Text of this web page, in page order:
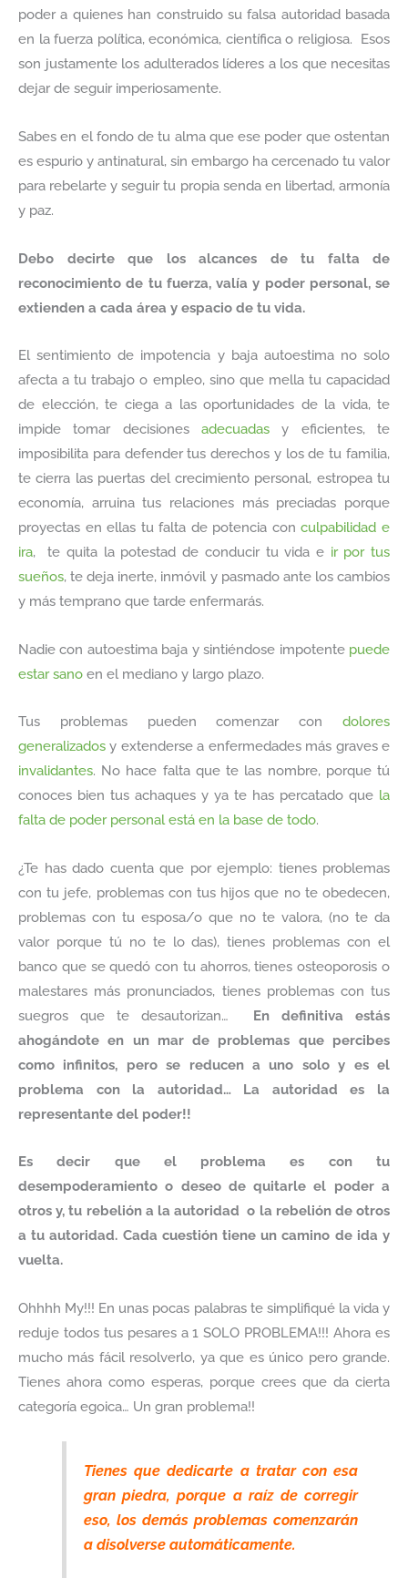
poder a quienes han construido su falsa autoridad basada
en la fuerza política, económica, científica o religiosa. Esos
son justamente los adulterados líderes a los que necesitas
dejar de seguir imperiosamente.
Sabes en el fondo de tu alma que ese poder que ostentan
es espurio y antinatural, sin embargo ha cercenado tu valor
para rebelarte y seguir tu propia senda en libertad, armonía
y paz.
Debo decirte que los alcances de tu falta de
reconocimiento de tu fuerza, valía y poder personal, se
extienden a cada área y espacio de tu vida.
El sentimiento de impotencia y baja autoestima no solo
afecta a tu trabajo o empleo, sino que mella tu capacidad
de elección, te ciega a las oportunidades de la vida, te
impide tomar decisiones adecuadas y eficientes, te
imposibilita para defender tus derechos y los de tu familia,
te cierra las puertas del crecimiento personal, estropea tu
economía, arruina tus relaciones más preciadas porque
proyectas en ellas tu falta de potencia conculpabilidad e
ira, te quita la potestad de conducir tu vida e ir por tus
sueños, te deja inerte, inmóvil y pasmado ante los cambios
y más temprano que tarde enfermarás.
Nadie con autoestima baja y sintiéndose impotente puede
estar sano en el mediano y largo plazo.
Tus problemas pueden comenzar con dolores
generalizados y extenderse a enfermedades más graves e
invalidantes. No hace falta que te las nombre, porque tú
conoces bien tus achaques y ya te has percatado que la
falta de poder personal está en la base de todo.
¿Te has dado cuenta que por ejemplo: tienes problemas
con tu jefe, problemas con tus hijos que no te obedecen,
problemas con tu esposa/o que no te valora, (no te da
valor porque tú no te lo das), tienes problemas con el
banco que se quedó con tu ahorros, tienes osteoporosis o
malestares más pronunciados, tienes problemas con tus
suegros que te desautorizan… En definitiva estás
ahogándote en un mar de problemas que percibes
como infinitos, pero se reducen a uno solo y es el
problema con la autoridad… La autoridad es la
representante del poder!!
Es decir que el problema es con tu
desempoderamiento o deseo de quitarle el poder a
otros y, tu rebelión a la autoridad o la rebelión de otros
a tu autoridad. Cada cuestión tiene un camino de ida y
vuelta.
Ohhhh My!!! En unas pocas palabras te simplifiqué la vida y
reduje todos tus pesares a 1 SOLO PROBLEMA!!! Ahora es
mucho más fácil resolverlo, ya que es único pero grande.
Tienes ahora como esperas, porque crees que da cierta
categoría egoica… Un gran problema!!
Tienes que dedicarte a tratar con esa
gran piedra, porque a raíz de corregir
eso, los demás problemas comenzarán
a disolverse automáticamente.